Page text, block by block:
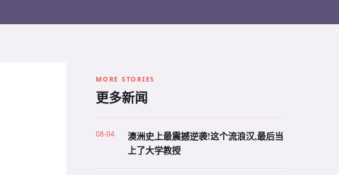
MORE STORIES
更多新闻
08-04
澳洲史上最震撼逆袭!这个流浪汉,最后当
上了大学教授